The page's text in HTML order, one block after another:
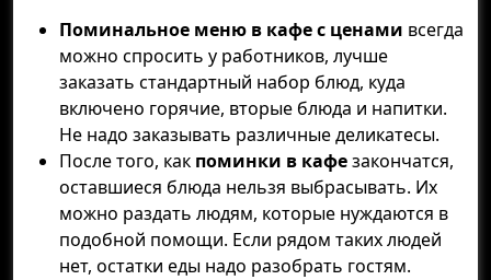
Поминальное меню в кафе с ценами всегда
можно спросить у работников, лучше
заказать стандартный набор блюд, куда
включено горячие, вторые блюда и напитки.
Не надо заказывать различные деликатесы.
После того, как поминки в кафезакончатся,
оставшиеся блюда нельзя выбрасывать. Их
можно раздать людям, которые нуждаются в
подобной помощи. Если рядом таких людей
нет, остатки еды надо разобрать гостям.